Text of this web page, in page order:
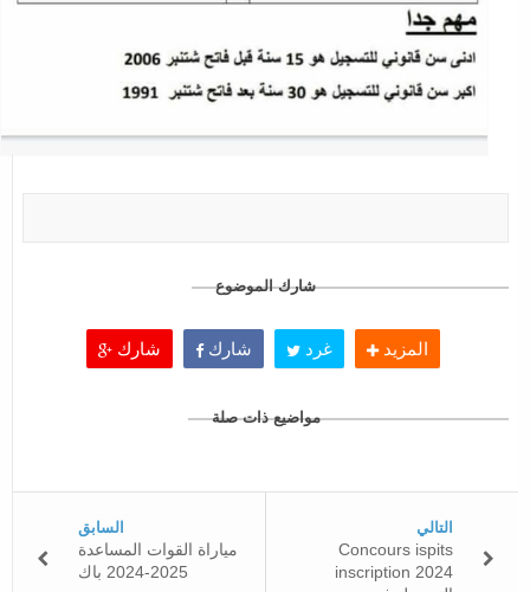
شارك الموضوع
شارك شارك غرد المزيد
مواضيع ذات صلة
التالي
Concours ispits
inscription 2024
السابق
مياراة القوات المساعدة
2025-2024 باك